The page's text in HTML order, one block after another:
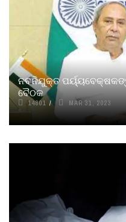
ନବନିଯୁକ୍ତ
ବୈଠକ
14801 MAR 31, 2023